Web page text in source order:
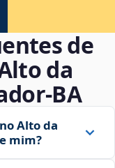
de
da
Alto da
mim?